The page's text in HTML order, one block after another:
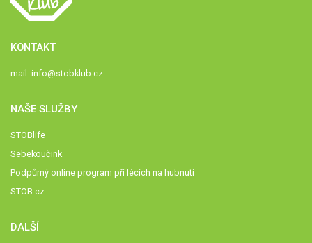
KONTAKT
mail: info@stobklub.cz
NAŠE SLUŽBY
STOBlife
Sebekoučink
Podpůrný online program při lécích na hubnutí
STOB.cz
DALŠÍ